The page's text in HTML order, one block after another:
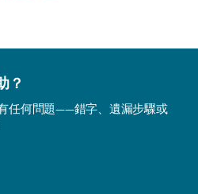
？
任何問題——錯字、遺漏步驟或